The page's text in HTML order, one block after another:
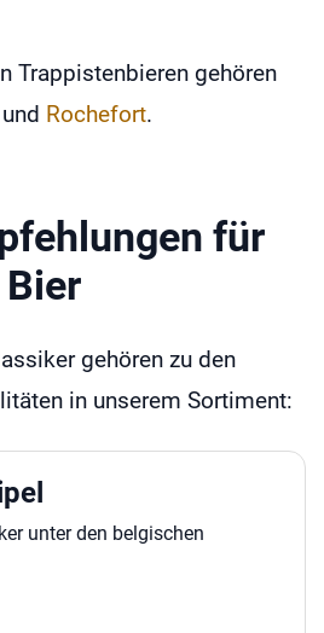
Trappistenbieren gehören
und Rochefort.
für
gehören zu den
in unserem Sortiment:
unter den belgischen